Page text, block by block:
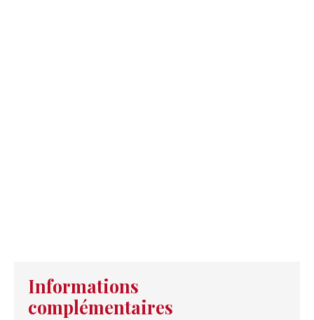
Informations
complémentaires